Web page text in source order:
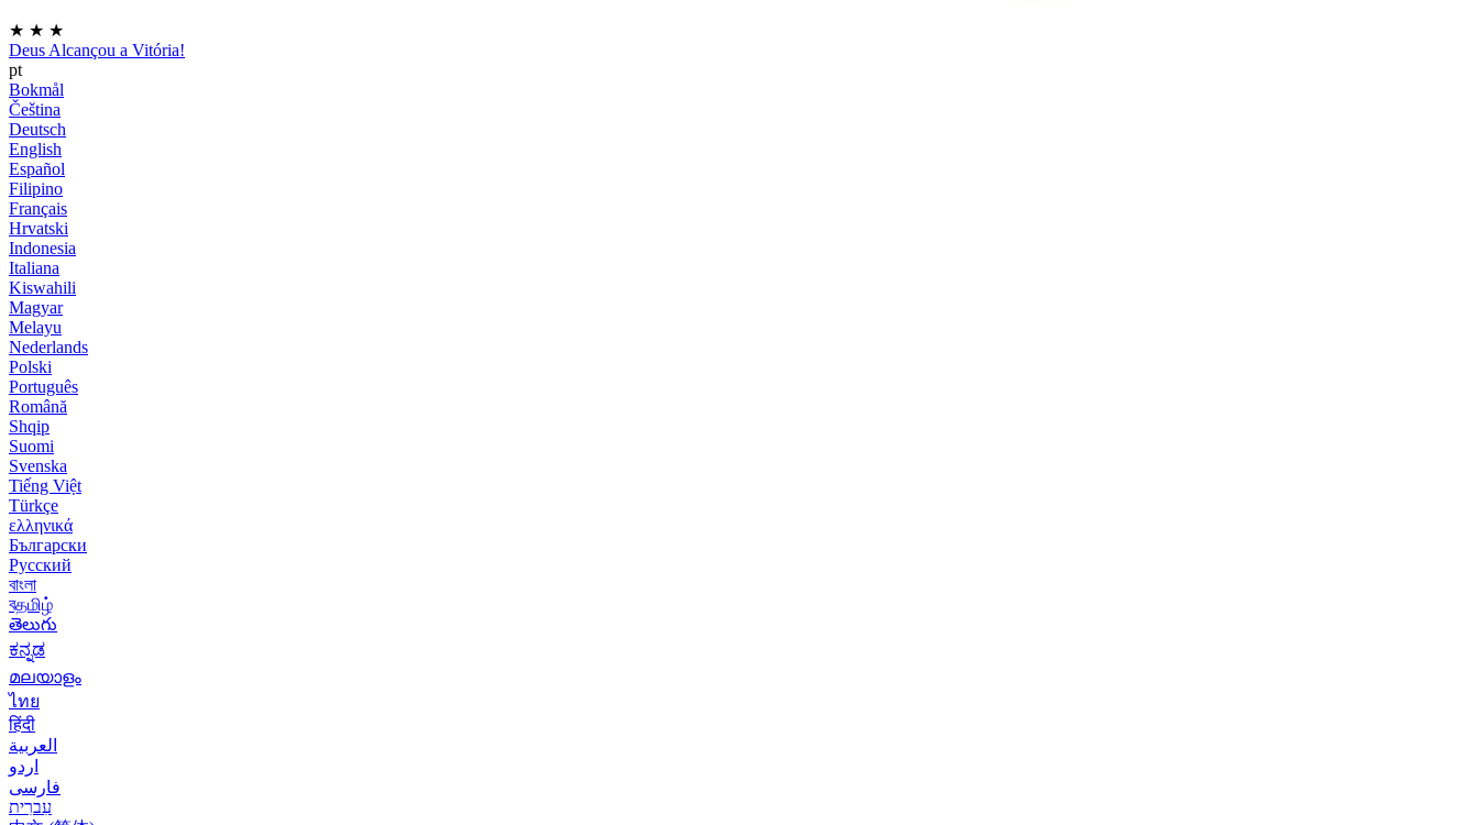
★ ★ ★
Deus Alcançou a Vitória!
pt
Bokmål
Čeština
Deutsch
English
Español
Filipino
Français
Hrvatski
Indonesia
Italiana
Kiswahili
Magyar
Melayu
Nederlands
Polski
Português
Română
Shqip
Suomi
Svenska
Tiếng Việt
Türkçe
ελληνικά
Български
Русский
বাংলা
বதமிழ்
తెలుగు
ಕನ್ನಡ
മലയാളം
ไทย
हिंदी
العربية
اردو
فارسی
עִברִית